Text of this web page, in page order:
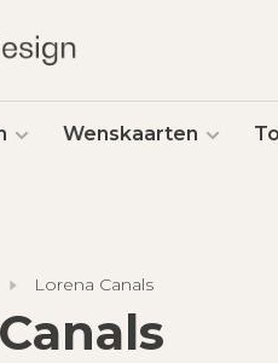
Wenskaarten
Lorena Canals